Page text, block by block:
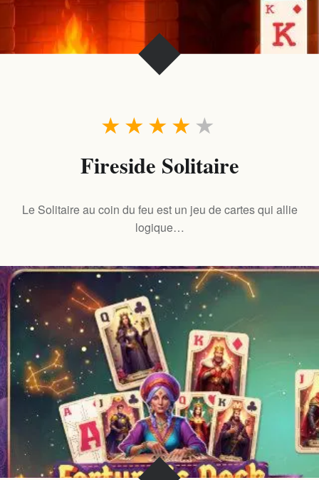
★
★
★
★
★
Fireside Solitaire
Le Solitaire au coin du feu est un jeu de cartes qui allie
logique…